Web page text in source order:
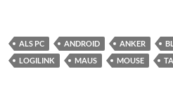
ALS PC ANDROID ANKER
LOGILINK
MAUS MOUSE